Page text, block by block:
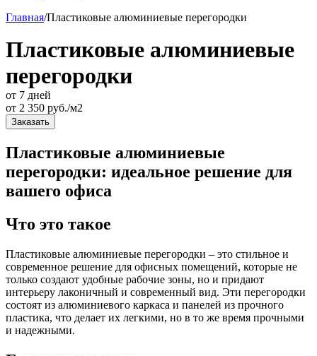
Главная/Пластиковые алюминиевые перегородки
Пластиковые алюминиевые
перегородки
от 7 дней
от 2 350 руб./м2
Заказать
Пластиковые алюминиевые
перегородки: идеальное решение для
вашего офиса
Что это такое
Пластиковые алюминиевые перегородки – это стильное и
современное решение для офисных помещений, которые не
только создают удобные рабочие зоны, но и придают
интерьеру лаконичный и современный вид. Эти перегородки
состоят из алюминиевого каркаса и панелей из прочного
пластика, что делает их легкими, но в то же время прочными
и надежными.